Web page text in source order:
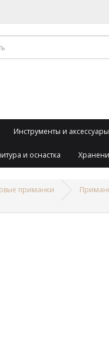
Инструменты и аксессуары
и оснастка
приманки